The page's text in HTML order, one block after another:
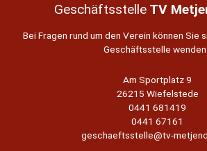
Geschäftsstelle TV
Bei Fragen rund um den Verein können Sie
Geschäftsstelle wenden.
Am Sportplatz 9
26215 Wiefelstede
0441 681419
0441 67161
geschaeftsstelle@tv-